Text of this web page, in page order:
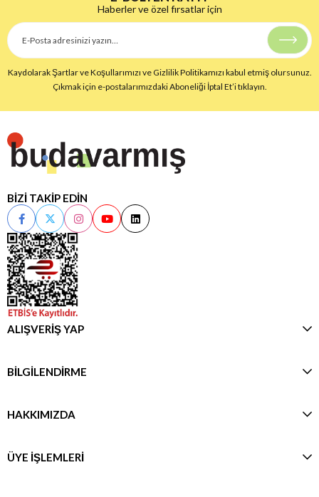
Haberler ve özel fırsatlar için
Kaydolarak Şartlar ve Koşullarımızı ve Gizlilik Politikamızı kabul etmiş olursunuz.
Çıkmak için e-postalarımızdaki Aboneliği İptal Et’i tıklayın.
BİZİ TAKİP EDİN
ALIŞVERİŞ YAP
BİLGİLENDİRME
HAKKIMIZDA
ÜYE İŞLEMLERİ